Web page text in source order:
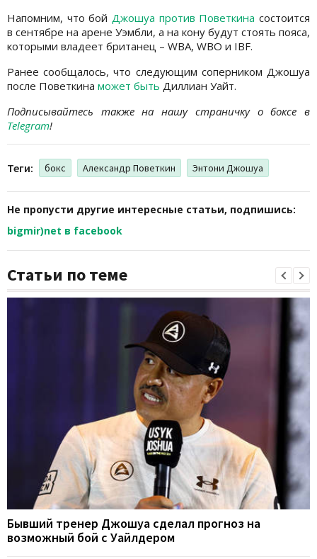
Напомним, что бой Джошуа против Поветкина состоится
в сентябре на арене Уэмбли, а на кону будут стоять пояса,
которыми владеет британец – WBA, WBO и IBF.
Ранее сообщалось, что следующим соперником Джошуа
после Поветкина может быть Диллиан Уайт.
Подписывайтесь также на нашу страничку о боксе в
Telegram!
Теги: бокс Александр Поветкин Энтони Джошуа
Не пропусти другие интересные статьи, подпишись:
bigmir)net в facebook
Статьи по теме
Бывший тренер Джошуа сделал прогноз на
возможный бой с Уайлдером